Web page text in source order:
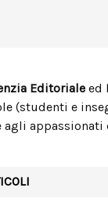
Editoriale ed
(studenti e
agli